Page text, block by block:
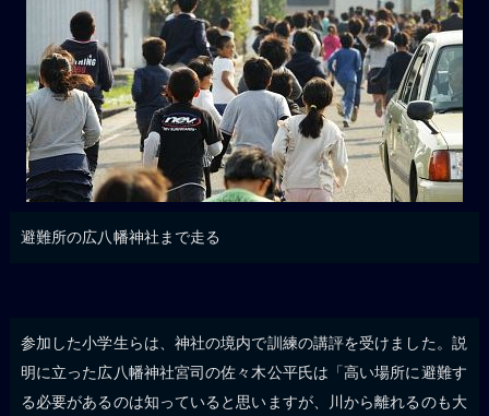
避難所の広八幡神社まで走る
参加した小学生らは、神社の境内で訓練の講評を受けました。説
明に立った広八幡神社宮司の佐々木公平氏は「高い場所に避難す
る必要があるのは知っていると思いますが、川から離れるのも大